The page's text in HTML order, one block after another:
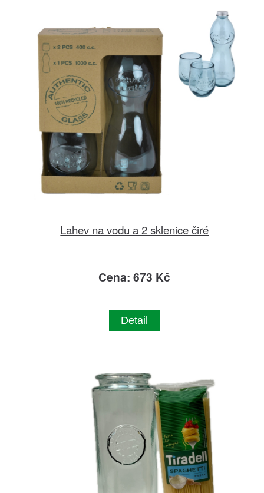
Lahev na vodu a 2 sklenice čiré
Cena: 673 Kč
Detail